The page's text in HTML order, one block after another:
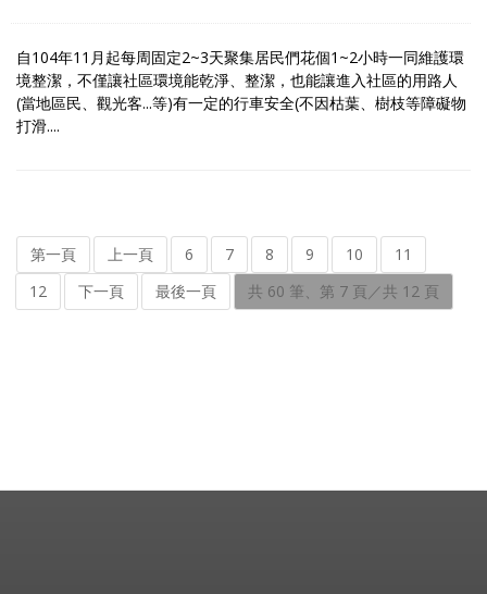
自104年11月起每周固定2~3天聚集居民們花個1~2小時一同維護環
境整潔，不僅讓社區環境能乾淨、整潔，也能讓進入社區的用路人
(當地區民、觀光客...等)有一定的行車安全(不因枯葉、樹枝等障礙物
打滑....
第一頁 上一頁 6 7 8 9 10
11
12
下一頁 最後一頁 共 60 筆、第 7 頁／共 12 頁